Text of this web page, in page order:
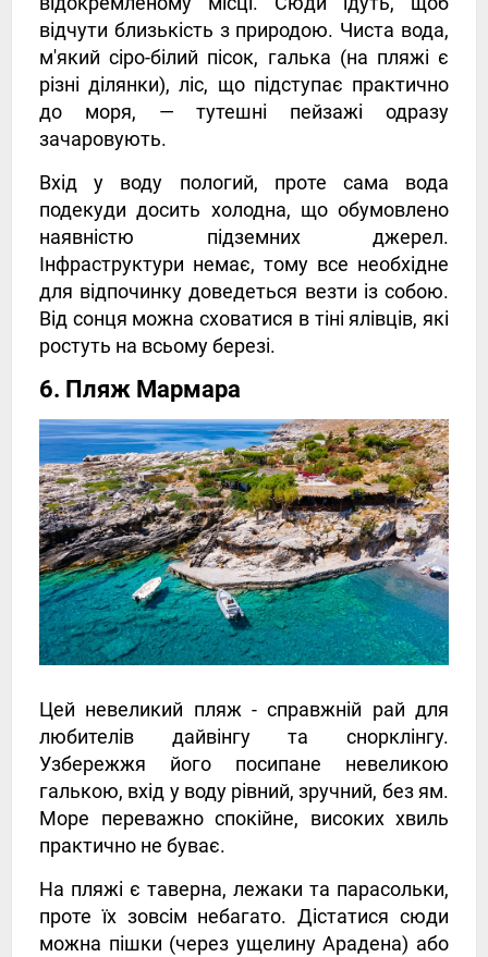
відчути близькість з природою. Чиста вода,
м'який сіро-білий пісок, галька (на пляжі є
різні ділянки), ліс, що підступає практично
до моря, — тутешні пейзажі одразу
зачаровують.
Вхід у воду пологий, проте сама вода
подекуди досить холодна, що обумовлено
наявністю підземних джерел.
Інфраструктури немає, тому все необхідне
для відпочинку доведеться везти із собою.
Від сонця можна сховатися в тіні ялівців, які
ростуть на всьому березі.
6. Пляж Мармара
Цей невеликий пляж - справжній рай для
любителів дайвінгу та снорклінгу.
Узбережжя його посипане невеликою
галькою, вхід у воду рівний, зручний, без ям.
Море переважно спокійне, високих хвиль
практично не буває.
На пляжі є таверна, лежаки та парасольки,
проте їх зовсім небагато. Дістатися сюди
можна пішки (через ущелину Арадена) або